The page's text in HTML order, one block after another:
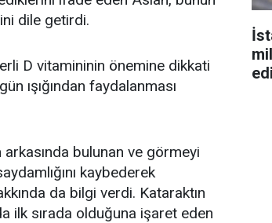
dile getirdi.
D vitamininin önemine dikkati
ışığından faydalanması
bulunan ve görmeyi
kaybederek
da bilgi verdi. Kataraktın
ilk sırada olduğuna işaret eden